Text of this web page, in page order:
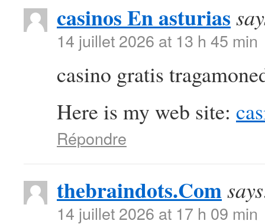
casinos En asturias
14 juillet 2026 at 13 h 45 min
casino gratis
Here is my web site:
Répondre
thebraindots.Com
14 juillet 2026 at 17 h 09 min